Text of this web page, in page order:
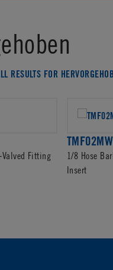
RESULTS FOR
Valved Fitting
1/8 Hose
Insert